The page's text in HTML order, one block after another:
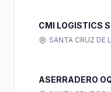
CMI LOGISTICS
SANTA CRUZ DE
ASERRADERO